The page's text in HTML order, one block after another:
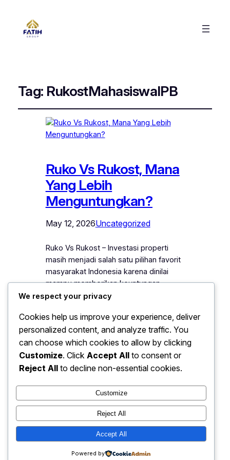
Tag: RukostMahasiswaIPB
Ruko Vs Rukost, Mana
Yang Lebih
Menguntungkan?
May 12, 2026Uncategorized
Ruko Vs Rukost – Investasi properti
masih menjadi salah satu pilihan favorit
masyarakat Indonesia karena dinilai
mampu memberikan keuntungan
jangka panjang. Di tengah
dan pertumbuhan urbanisasi, dua jenis
properti yang sering dibandingkan
adalah ruko dan rukost. Keduanya
sama-sama memiliki potensi
keuntungan besar, tetapi menawarkan
Banyak calon investor kini…
We respect your privacy
Cookies help us improve your experience, deliver
personalized content, and analyze traffic. You
can choose which cookies to allow by clicking
Customize. Click Accept All to consent or
Reject All to decline non-essential cookies.
Customize
Reject All
Accept All
Powered by